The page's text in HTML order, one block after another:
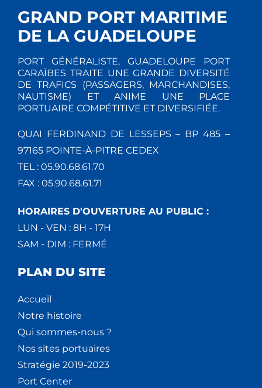
GRAND PORT MARITIME
DE LA GUADELOUPE
PORT GÉNÉRALISTE, GUADELOUPE PORT
CARAÏBES TRAITE UNE GRANDE DIVERSITÉ
DE TRAFICS (PASSAGERS, MARCHANDISES,
NAUTISME) ET ANIME UNE PLACE
PORTUAIRE COMPÉTITIVE ET DIVERSIFIÉE.
QUAI FERDINAND DE LESSEPS – BP 485 –
97165 POINTE-À-PITRE CEDEX
TEL : 05.90.68.61.70
FAX : 05.90.68.61.71
HORAIRES D'OUVERTURE AU PUBLIC :
LUN - VEN : 8H - 17H
SAM - DIM : FERMÉ
PLAN DU SITE
Accueil
Notre histoire
Qui sommes-nous ?
Nos sites portuaires
Stratégie 2019-2023
Port Center